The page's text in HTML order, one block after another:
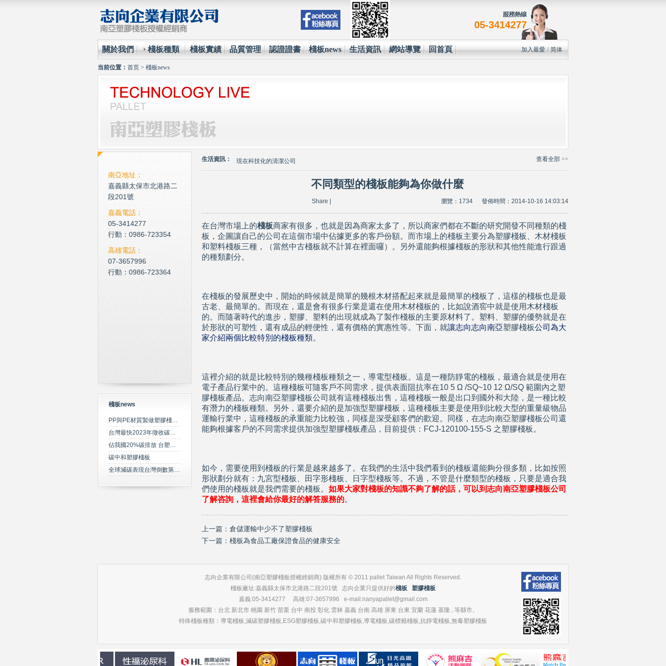
05-3414277
加入最愛/简体
關於我們 棧板種類 棧板實績 品質管理 認證證書 棧板news 生活資訊 網站導覽 回首頁
当前位置： 首页 > 棧板news
南亞地址：
嘉義縣太保市北港路二
段201號
嘉義電話：
05-3414277
行動：0986-723354
高雄電話：
07-3657996
行動：0986-723364
棧板news
PP與PE材質製做塑膠棧板之特性比較
台灣最快2023年徵收碳費 擬定期調升費率
佔我國20%碳排放 台塑規劃2050年達成淨零碳排
碳中和塑膠棧板
全球減碳表現台灣倒數第三 綠委年底提「氣候變遷法」草案雪恥
查看全部 >>
生活資訊： 現在科技化的清潔公司
心肌梗塞拍打手肘傳言是假的
環保材質的使用已經成為全世界各大國際企業的顯學
現在科技化的清潔公司
雲南臘肉的醃製介紹
不同類型的棧板能夠為你做什麼
瀏覽：1734 發佈時間：2014-10-16 14:03:14
Share
在台灣市場上的棧板商家有很多，也就是因為商家太多了，所以商家們都在不斷的研究開發不同種類的棧
板，企圖讓自己的公司在這個市場中佔據更多的客戶份額。而市場上的棧板主要分為塑膠棧板、木材棧板
和塑料棧板三種，（當然中古棧板就不計算在裡面囉）。另外還能夠根據棧板的形狀和其他性能進行跟過
的種類劃分。
在棧板的發展歷史中，開始的時候就是簡單的幾根木材搭配起來就是最簡單的棧板了，這樣的棧板也是最
古老、最簡單的。而現在，還是會有很多行業是還在使用木材棧板的，比如說酒窖中就是使用木材棧板
的。而隨著時代的進步，塑膠、塑料的出現就成為了製作棧板的主要原材料了。塑料、塑膠的優勢就是在
於形狀的可塑性，還有成品的輕便性，還有價格的實惠性等。下面，就讓志向志向南亞塑膠棧板公司為大
家介紹兩個比較特別的棧板種類。
這裡介紹的就是比較特別的幾種棧板種類之一，導電型棧板。這是一種防靜電的棧板，最適合就是使用在
電子產品行業中的。這種棧板可隨客戶不同需求，提供表面阻抗率在10 5 Ω /SQ~10 12 Ω/SQ 範圍內之塑
膠棧板產品。志向南亞塑膠棧板公司就有這種棧板出售，這種棧板一般是出口到國外和大陸，是一種比較
有潛力的棧板種類。另外，還要介紹的是加強型塑膠棧板，這種棧板主要是使用到比較大型的重量級物品
運輸行業中，這種棧板的承重能力比較強，同樣是深受顧客們的歡迎。同樣，在志向南亞塑膠棧板公司還
能夠根據客戶的不同需求提供加強型塑膠棧板產品，目前提供：FCJ-120100-155-S 之塑膠棧板 。
如今，需要使用到 棧板的行業是越來越多了。在我們的生活中我們看到的棧板還能夠分很多類，比如按照
形狀劃分就有：九宮型棧板、田字形棧板、日字型棧板等。不過，不管是什麼類型的棧板，只要是適合我
們使用的棧板就是我們需要的棧板。 如果大家對棧板的知識不夠了解的話，可以到志向南亞塑膠棧板公司
了解咨詢，這裡會給你最好的解答服務的。
上一篇： 倉儲運輸中少不了塑膠棧板
下一篇： 棧板為食品工廠保證食品的健康安全
志向企業有限公司(南亞塑膠棧板授權經銷商) 版權所有 © 2011 pallet Taiwan All Rights Reserved.
棧板廠址:嘉義縣太保市北港路二段201號 志向企業只提供好的棧板
塑膠棧板
嘉義:05-3414277 高雄:07-3657996 e-mail:nanyapallet@gmail.com
服務範圍：台北 新北市 桃園 新竹 苗栗 台中 南投 彰化 雲林 嘉義 台南 高雄 屏東 台東 宜蘭 花蓮 基隆...等縣市。
特殊棧板種類：導電棧板,減碳塑膠棧板,ESG塑膠棧板,碳中和塑膠棧板,導電棧板,碳標籤棧板,抗靜電棧板,無毒塑膠棧板